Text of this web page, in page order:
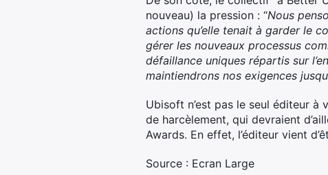
nouveau) la pression : “Nous
actions qu’elle tenait à garder le
gérer les nouveaux processus
défaillance uniques répartis sur
maintiendrons nos exigences
Ubisoft n’est pas le seul éditeur à
de harcèlement, qui devraient
Awards. En effet, l’éditeur vient
Source : Ecran Large